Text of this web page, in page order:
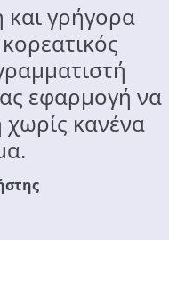
γρήγορα
εφαρμογή να
κανένα